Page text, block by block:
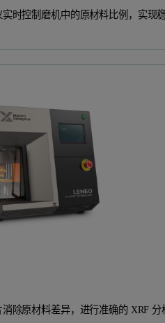
时控制磨机中的原材料比例，实现
除原材料差异，进行准确的 XRF 分